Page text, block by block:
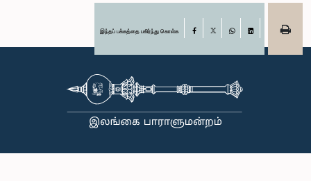
இந்தப் பக்கத்தை பகிர்ந்து கொள்க Facebook